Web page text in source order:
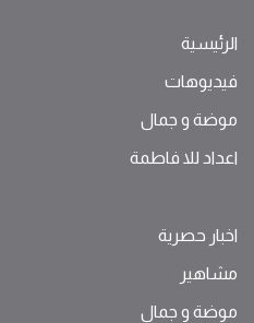
الرئيسية
فيديوهات
موضة ‫و‬ ‫‬‫جمال‬
اعداد للا فاطمة
اخبار حصرية
مشاهير
موضة ‫و‬ ‫‬‫جمال‬